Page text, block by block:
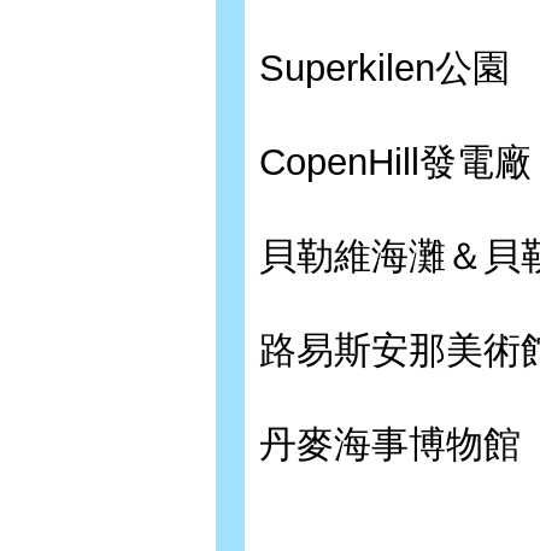
Superkilen公園
CopenHill發電廠
貝勒維海灘＆貝
路易斯安那美術
丹麥海事博物館